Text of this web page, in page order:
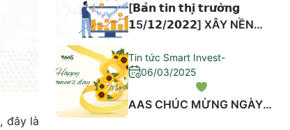
, đây là
[𝗕𝗮̉𝗻 𝘁𝗶𝗻 𝘁𝗵𝗶̣ 𝘁𝗿𝘂̛𝗼̛̀𝗻𝗴
𝟭5/𝟭𝟮/𝟮𝟬𝟮𝟮] XÂY NỀN
THÁNG 4/2020 CÓ LẶP
LẠI?
Tin tức Smart Invest-
06/03/2025
AAS CHÚC MỪNG NGÀY